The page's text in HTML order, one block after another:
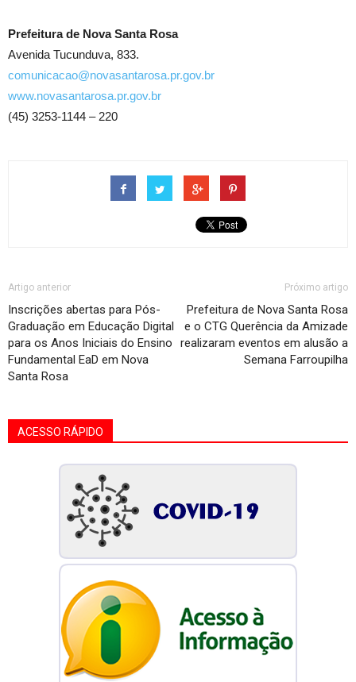
Prefeitura de Nova Santa Rosa
Avenida Tucunduva, 833.
comunicacao@novasantarosa.pr.gov.br
www.novasantarosa.pr.gov.br
(45) 3253-1144 – 220
Artigo anterior
Inscrições abertas para Pós-
Graduação em Educação Digital
para os Anos Iniciais do Ensino
Fundamental EaD em Nova
Santa Rosa
Próximo artigo
Prefeitura de Nova Santa Rosa
e o CTG Querência da Amizade
realizaram eventos em alusão a
Semana Farroupilha
ACESSO RÁPIDO